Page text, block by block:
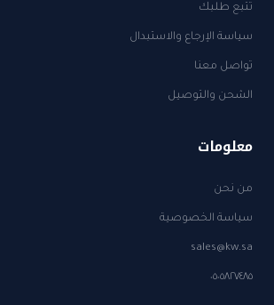
تتبع طلبك
سياسة الإرجاع والاستبدال
تواصل معنا
الشحن والتوصيل
معلومات
من نحن
سياسة الخصوصية
sales@kw.sa
٠٥٠٥٨٢٧٤٨٥